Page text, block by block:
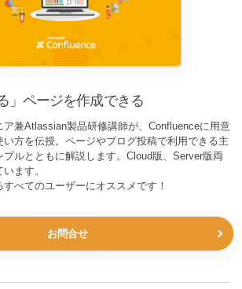
」ページを作成できる
兼Atlassian製品研修講師が、Confluenceに用意
い方を伝授。ページやブログ投稿で利用できる主
ルとともに解説します。Cloud版、Server版両
ます。
べてのユーザーにオススメです！
お問合せ